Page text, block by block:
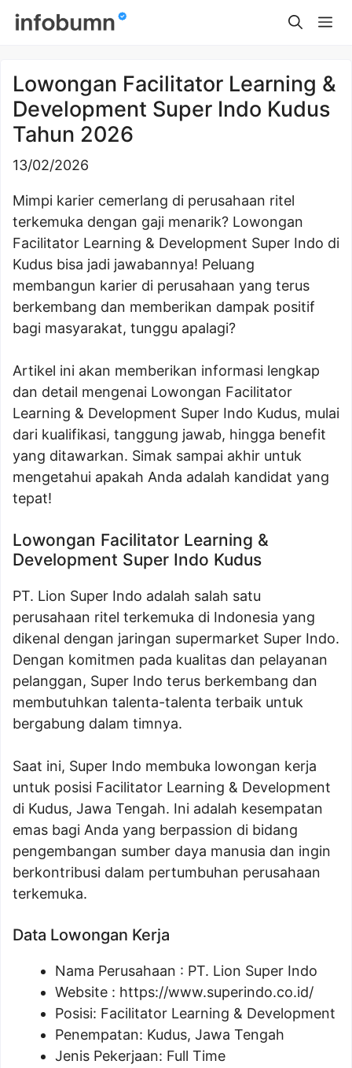
Skip
Lowongan Facilitator Learning &
Development Super Indo Kudus
Tahun 2026
13/02/2026
Mimpi karier cemerlang di perusahaan ritel
terkemuka dengan gaji menarik? Lowongan
Facilitator Learning & Development Super Indo di
Kudus bisa jadi jawabannya! Peluang
membangun karier di perusahaan yang terus
berkembang dan memberikan dampak positif
bagi masyarakat, tunggu apalagi?
Artikel ini akan memberikan informasi lengkap
dan detail mengenai Lowongan Facilitator
Learning & Development Super Indo Kudus, mulai
dari kualifikasi, tanggung jawab, hingga benefit
yang ditawarkan. Simak sampai akhir untuk
mengetahui apakah Anda adalah kandidat yang
tepat!
Lowongan Facilitator Learning &
Development Super Indo Kudus
PT. Lion Super Indo adalah salah satu
perusahaan ritel terkemuka di Indonesia yang
dikenal dengan jaringan supermarket Super Indo.
Dengan komitmen pada kualitas dan pelayanan
pelanggan, Super Indo terus berkembang dan
membutuhkan talenta-talenta terbaik untuk
bergabung dalam timnya.
Saat ini, Super Indo membuka lowongan kerja
untuk posisi Facilitator Learning & Development
di Kudus, Jawa Tengah. Ini adalah kesempatan
emas bagi Anda yang berpassion di bidang
pengembangan sumber daya manusia dan ingin
berkontribusi dalam pertumbuhan perusahaan
terkemuka.
Data Lowongan Kerja
Nama Perusahaan : PT. Lion Super Indo
Website : https://www.superindo.co.id/
Posisi: Facilitator Learning & Development
Penempatan: Kudus, Jawa Tengah
Jenis Pekerjaan: Full Time